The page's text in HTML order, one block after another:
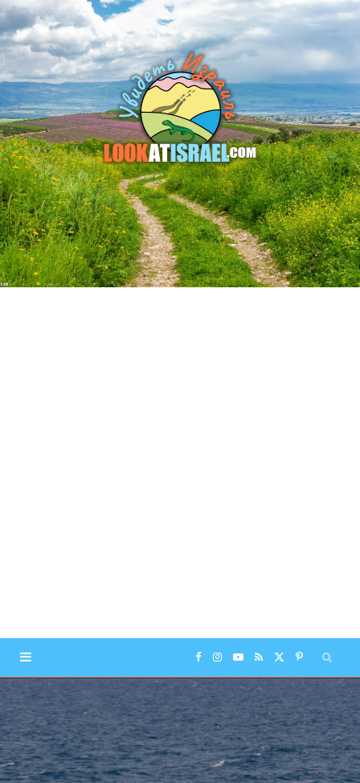
F
a
c
e
I
t
Y
T
R
S
S T
w
P
n
t